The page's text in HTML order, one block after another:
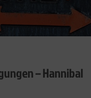
– Hannibal